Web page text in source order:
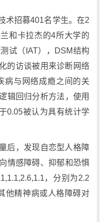
术招募401名学生。在2
和卡拉杰的4所大学的
试（IAT），DSM结构
的访谈被用来诊断网络
病与网络成瘾之间的关
辑回归分析方法，使用
0.05被认为具有统计学
后，发现自恋型人格障
情感障碍、抑郁和恐惧
，分别为2.2
他精神病或人格障碍对